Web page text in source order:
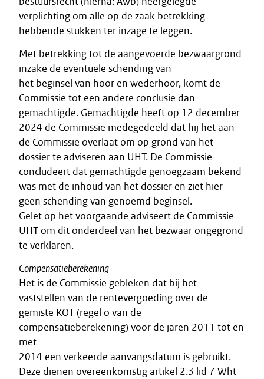
verplichting om alle op de zaak betrekking
hebbende stukken ter inzage te leggen.
Met betrekking tot de aangevoerde bezwaargrond
inzake de eventuele schending van
het beginsel van hoor en wederhoor, komt de
Commissie tot een andere conclusie dan
gemachtigde. Gemachtigde heeft op 12 december
2024 de Commissie medegedeeld dat hij het aan
de Commissie overlaat om op grond van het
dossier te adviseren aan UHT. De Commissie
concludeert dat gemachtigde genoegzaam bekend
was met de inhoud van het dossier en ziet hier
geen schending van genoemd beginsel.
Gelet op het voorgaande adviseert de Commissie
UHT om dit onderdeel van het bezwaar ongegrond
te verklaren.
Compensatieberekening
Het is de Commissie gebleken dat bij het
vaststellen van de rentevergoeding over de
gemiste KOT (regel o van de
compensatieberekening) voor de jaren 2011 tot en
met
2014 een verkeerde aanvangsdatum is gebruikt.
Deze dienen overeenkomstig artikel 2.3 lid 7 Wht